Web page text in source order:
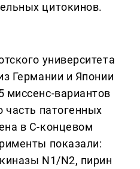
цитокинов.
университета
Германии и Японии
миссенс-вариантов
часть патогенных
в С-концевом
показали:
N1/N2, пирин